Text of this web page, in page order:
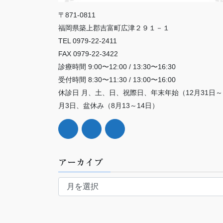
〒871-0811
福岡県築上郡吉富町広津２９１－１
TEL 0979-22-2411
FAX 0979-22-3422
診療時間 9:00〜12:00 / 13:30〜16:30
受付時間 8:30〜11:30 / 13:00〜16:00
休診日 月、土、日、祝際日、年末年始（12月31日
月3日、盆休み（8月13～14日）
アーカイブ
ア